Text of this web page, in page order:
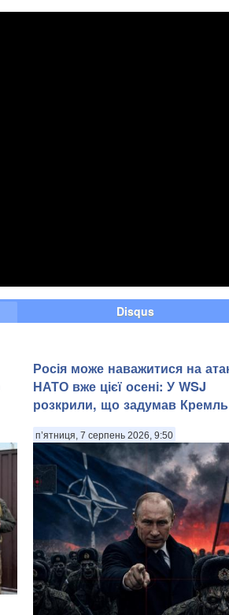
Disqus
Росія може наважитися на
НАТО вже цієї осені: У WSJ
розкрили, що задумав Кремль
п’ятниця, 7 серпень 2026, 9:50